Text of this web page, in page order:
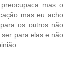
mas o
mas eu acho
os outros não
para elas e não